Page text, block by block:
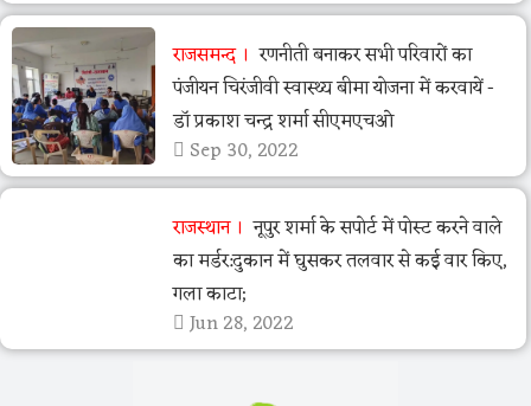
राजसमन्द
रणनीती बनाकर सभी परिवारों का
पंजीयन चिरंजीवी स्वास्थ्य बीमा योजना में करवायें -
डॉ प्रकाश चन्द्र शर्मा सीएमएचओ
Sep 30, 2022
राजस्थान
नूपुर शर्मा के सपोर्ट में पोस्ट करने वाले
का मर्डर:दुकान में घुसकर तलवार से कई वार किए,
गला काटा;
Jun 28, 2022